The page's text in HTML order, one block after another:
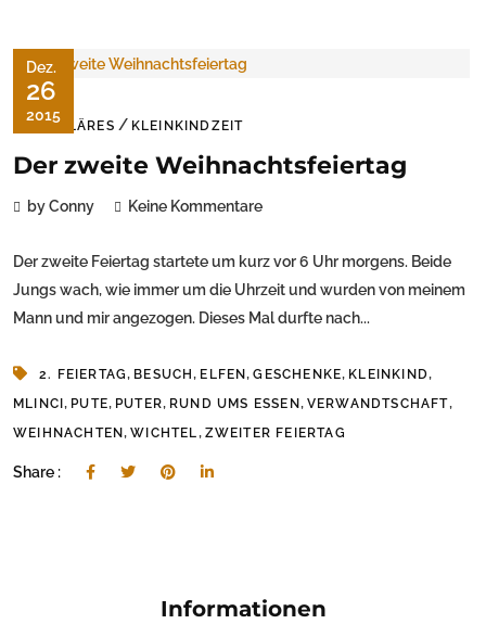
Dez.
26
2015
FAMILÄRES / KLEINKINDZEIT
Der zweite Weihnachtsfeiertag
by Conny Keine Kommentare
Der zweite Feiertag startete um kurz vor 6 Uhr morgens. Beide
Jungs wach, wie immer um die Uhrzeit und wurden von meinem
Mann und mir angezogen. Dieses Mal durfte nach...
2. FEIERTAG, BESUCH, ELFEN,GESCHENKE, KLEINKIND,
MLINCI, PUTE, PUTER, RUND UMS ESSEN , VERWANDTSCHAFT,
WEIHNACHTEN,WICHTEL, ZWEITER FEIERTAG
Share :
Informationen